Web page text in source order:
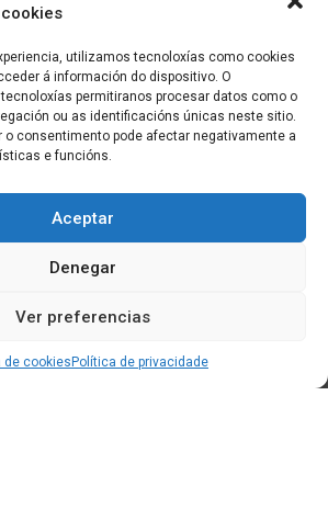
utilizamos tecnoloxías como cookies
á información do dispositivo. O
permitiranos procesar datos como o
ou as identificacións únicas neste sitio.
o consentimento pode afectar negativamente a
e funcións.
Aceptar
Denegar
Ver preferencias
de cookies Política de privacidade